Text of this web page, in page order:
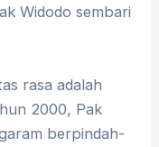
Widodo sembari
rasa adalah
2000, Pak
berpindah-